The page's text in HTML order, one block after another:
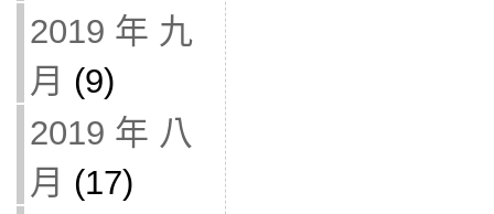
2019 年 九
月 (9)
2019 年 八
月 (17)